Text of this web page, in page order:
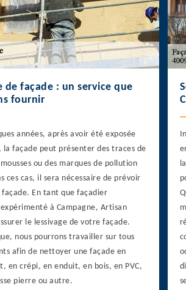
de façade : un service que
fournir
années, après avoir été exposée
façade peut présenter des traces de
ou des marques de pollution
ces cas, il sera nécessaire de prévoir
En tant que façadier
à Campagne, Artisan
le lessivage de votre façade.
nous pourrons travailler sur tous
afin de nettoyer une façade en
en crépi, en enduit, en bois, en PVC,
pierre ou autre.